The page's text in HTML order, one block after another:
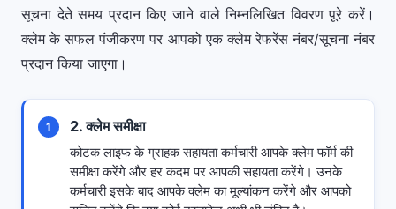
सूचना देते समय प्रदान किए जाने वाले निम्नलिखित विवरण पूरे करें।
क्लेम के सफल पंजीकरण पर आपको एक क्लेम रेफरेंस नंबर/सूचना नंबर
प्रदान किया जाएगा।
1 2. क्लेम समीक्षा
कोटक लाइफ के ग्राहक सहायता कर्मचारी आपके क्लेम फॉर्म की
समीक्षा करेंगे और हर कदम पर आपकी सहायता करेंगे। उनके
कर्मचारी इसके बाद आपके क्लेम का मूल्यांकन करेंगे और आपको